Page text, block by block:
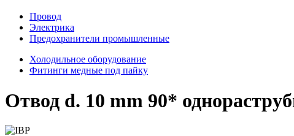
Провод
Электрика
Предохранители промышленные
Холодильное оборудование
Фитинги медные под пайку
Отвод d. 10 mm 90*